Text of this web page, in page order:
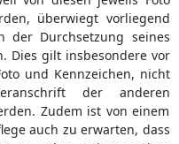
überwiegt vorliegend
der Durchsetzung seines
Dies gilt insbesondere vor
und Kennzeichen, nicht
der anderen
Zudem ist von einem
auch zu erwarten, dass